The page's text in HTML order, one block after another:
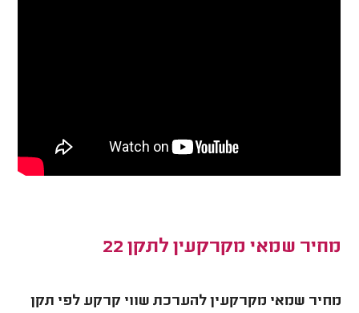
מחיר שמאי מקרקעין לתקן 22
מחיר שמאי מקרקעין להערכת שווי קרקע לפי תקן